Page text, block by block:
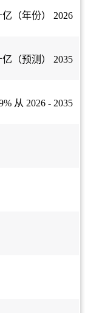
亿（年份） 2026
亿（预测） 2035
从 2026 - 2035